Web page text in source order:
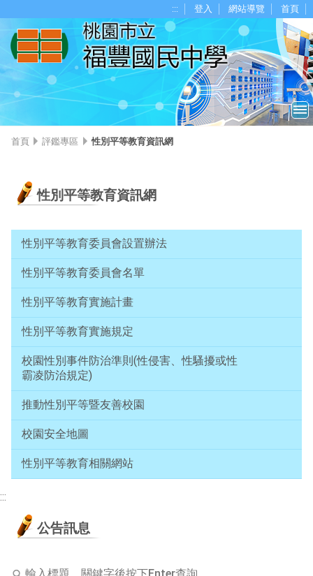
::: 登入 網站導覽 首頁
首頁 評鑑專區 性別平等教育資訊網
性別平等教育資訊網
性別平等教育委員會設置辦法
性別平等教育委員會名單
性別平等教育實施計畫
性別平等教育實施規定
校園性別事件防治準則(性侵害、性騷擾或性
霸凌防治規定)
推動性別平等暨友善校園
校園安全地圖
性別平等教育相關網站
:::
公告訊息
輸